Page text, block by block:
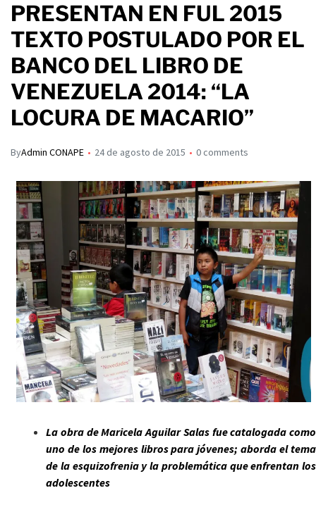
PRESENTAN EN FUL 2015
TEXTO POSTULADO POR EL
BANCO DEL LIBRO DE
VENEZUELA 2014: “LA
LOCURA DE MACARIO”
ByAdmin CONAPE 24 de agosto de 2015 0 comments
La obra de Maricela Aguilar Salas fue catalogada como
uno de los mejores libros para jóvenes; aborda el tema
de la esquizofrenia y la problemática que enfrentan los
adolescentes